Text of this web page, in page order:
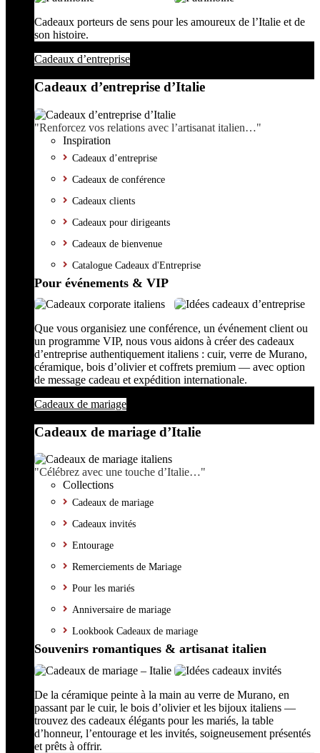
Cadeaux porteurs de sens pour les amoureux de l’Italie et de
son histoire.
Cadeaux d’entreprise
Cadeaux d’entreprise d’Italie
"Renforcez vos relations avec l’artisanat italien…"
Inspiration
Cadeaux d’entreprise
Cadeaux de conférence
Cadeaux clients
Cadeaux pour dirigeants
Cadeaux de bienvenue
Catalogue Cadeaux d'Entreprise
Pour événements & VIP
Que vous organisiez une conférence, un événement client ou
un programme VIP, nous vous aidons à créer des cadeaux
d’entreprise authentiquement italiens : cuir, verre de Murano,
céramique, bois d’olivier et coffrets premium — avec option
de message cadeau et expédition internationale.
Cadeaux de mariage
Cadeaux de mariage d’Italie
"Célébrez avec une touche d’Italie…"
Collections
Cadeaux de mariage
Cadeaux invités
Entourage
Remerciements de Mariage
Pour les mariés
Anniversaire de mariage
Lookbook Cadeaux de mariage
Souvenirs romantiques & artisanat italien
De la céramique peinte à la main au verre de Murano, en
passant par le cuir, le bois d’olivier et les bijoux italiens —
trouvez des cadeaux élégants pour les mariés, la table
d’honneur, l’entourage et les invités, soigneusement présentés
et prêts à offrir.